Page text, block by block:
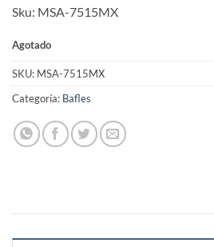
$2,153.00.
Sku: MSA-7515MX
Agotado
SKU: MSA-7515MX
Categoría: Bafles